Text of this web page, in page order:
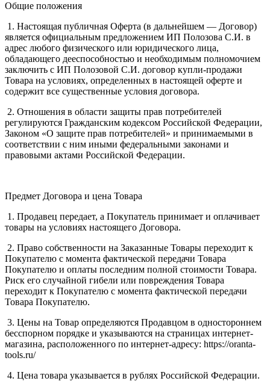
Общие положения
1. Настоящая публичная Оферта (в дальнейшем — Договор)
является официальным предложением ИП Полозова С.И. в
адрес любого физического или юридического лица,
обладающего дееспособностью и необходимым полномочием
заключить с ИП Полозовой С.И. договор купли-продажи
Товара на условиях, определенных в настоящей оферте и
содержит все существенные условия договора.
2. Отношения в области защиты прав потребителей
регулируются Гражданским кодексом Российской Федерации,
Законом «О защите прав потребителей» и принимаемыми в
соответствии с ним иными федеральными законами и
правовыми актами Российской Федерации.
Предмет Договора и цена Товара
1. Продавец передает, а Покупатель принимает и оплачивает
товары на условиях настоящего Договора.
2. Право собственности на Заказанные Товары переходит к
Покупателю с момента фактической передачи Товара
Покупателю и оплаты последним полной стоимости Товара.
Риск его случайной гибели или повреждения Товара
переходит к Покупателю с момента фактической передачи
Товара Покупателю.
3. Цены на Товар определяются Продавцом в одностороннем
бесспорном порядке и указываются на страницах интернет-
магазина, расположенного по интернет-адресу: https://oranta-
tools.ru/
4. Цена товара указывается в рублях Российской Федерации.